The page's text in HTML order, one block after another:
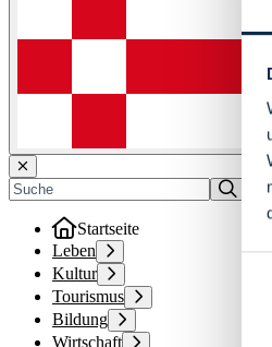
Startseite
Leben
Kultur
Tourismus
Bildung
Wirtschaft